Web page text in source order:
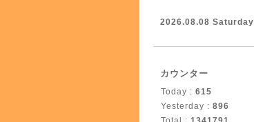
2026.08.08 Saturday
カウンター
Today : 615
Yesterday : 896